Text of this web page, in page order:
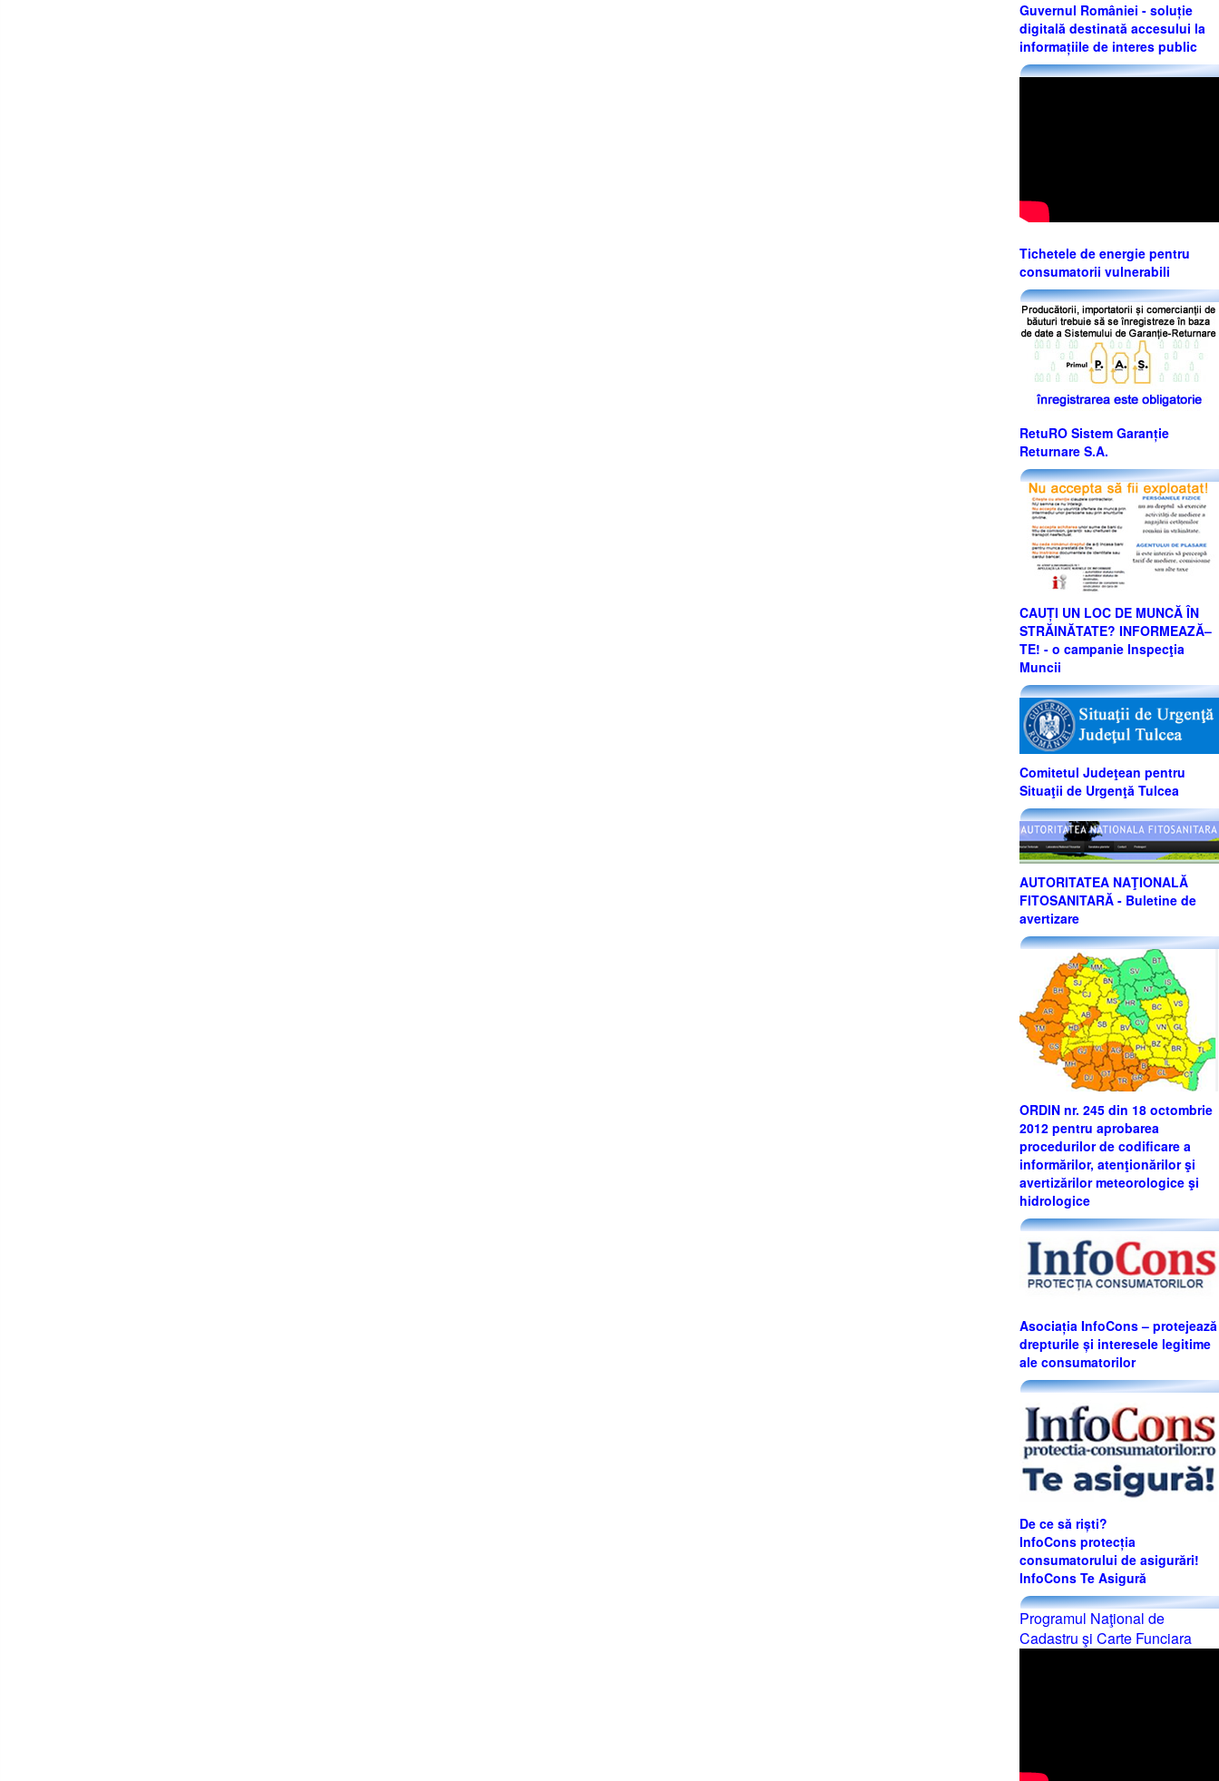
Guvernul României - soluție
digitală destinată accesului la
informațiile de interes public
Tichetele de energie pentru
consumatorii vulnerabili
RetuRO Sistem Garanție
Returnare S.A.
CAUȚI UN LOC DE MUNCĂ ÎN
STRĂINĂTATE? INFORMEAZĂ–
TE! - o campanie Inspecţia
Muncii
Comitetul Judeţean pentru
Situaţii de Urgenţă Tulcea
AUTORITATEA NAŢIONALĂ
FITOSANITARĂ - Buletine de
avertizare
ORDIN nr. 245 din 18 octombrie
2012 pentru aprobarea
procedurilor de codificare a
informărilor, atenţionărilor şi
avertizărilor meteorologice şi
hidrologice
Asociația InfoCons – protejează
drepturile și interesele legitime
ale consumatorilor
De ce să riști?
InfoCons protecția
consumatorului de asigurări!
InfoCons Te Asigură
Programul Naţional de
Cadastru şi Carte Funciara